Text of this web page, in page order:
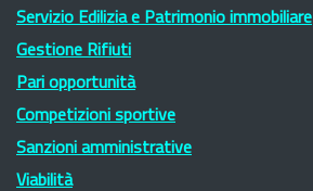
Servizio Edilizia e Patrimonio immobiliare
Gestione Rifiuti
Pari opportunità
Competizioni sportive
Sanzioni amministrative
Viabilità